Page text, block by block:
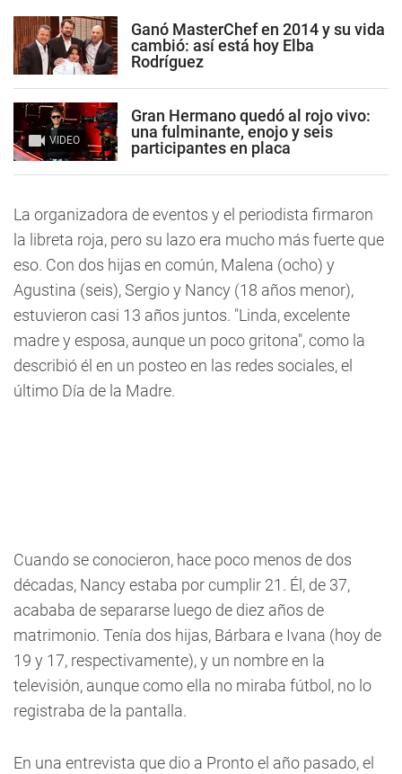
Ganó MasterChef en 2014 y su vida
cambió: así está hoy Elba
Rodríguez
VIDEO
Gran Hermano quedó al rojo vivo:
una fulminante, enojo y seis
participantes en placa
La organizadora de eventos y el periodista firmaron
la libreta roja, pero su lazo era mucho más fuerte que
eso. Con dos hijas en común, Malena (ocho) y
Agustina (seis), Sergio y Nancy (18 años menor),
estuvieron casi 13 años juntos. "Linda, excelente
madre y esposa, aunque un poco gritona", como la
describió él en un posteo en las redes sociales, el
último Día de la Madre.
Cuando se conocieron, hace poco menos de dos
décadas, Nancy estaba por cumplir 21. Él, de 37,
acababa de separarse luego de diez años de
matrimonio. Tenía dos hijas, Bárbara e Ivana (hoy de
19 y 17, respectivamente), y un nombre en la
televisión, aunque como ella no miraba fútbol, no lo
registraba de la pantalla.
En una entrevista que dio a Pronto el año pasado, el